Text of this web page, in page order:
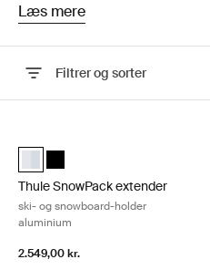
dine ski og dit snowboard.
Læs mere
Filtrer og sorter
Thule SnowPack extender
Thule SnowPack extender
Thule SnowPack extender
ski- og snowboard-holder
aluminium
2.549,00 kr.